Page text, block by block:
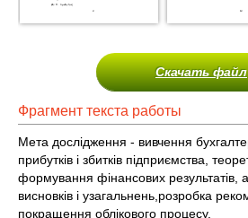
Скачать файл
Фрагмент текста работы
Мета дослідження - вивчення
прибутків і збитків підприємства,
формування фінансових результатів,
висновків і узагальнень,розробка
покращення облікового процесу.